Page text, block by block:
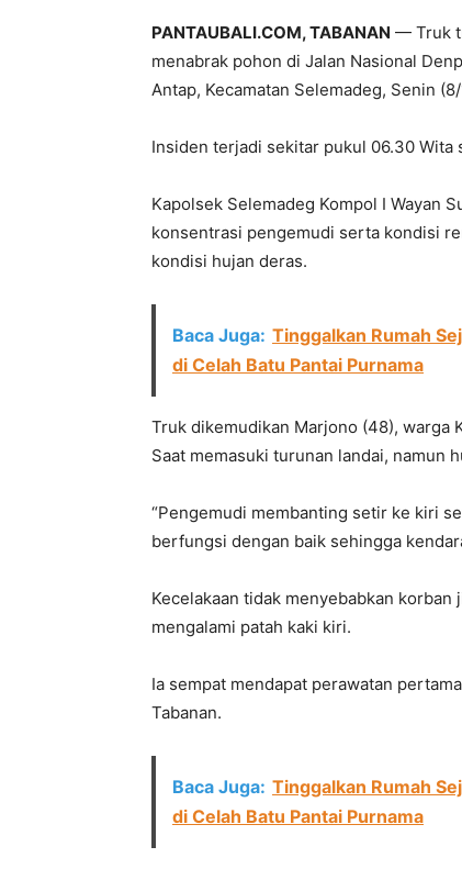
PANTAUBALI.COM, TABANAN — Truk
menabrak pohon di Jalan Nasional
Antap, Kecamatan Selemadeg, Senin
Insiden terjadi sekitar pukul 06.30 Wita
Kapolsek Selemadeg Kompol I Wayan
konsentrasi pengemudi serta kondisi
kondisi hujan deras.
Baca Juga: Tinggalkan Rumah
di Celah Batu Pantai Purnama
Truk dikemudikan Marjono (48), warga
Saat memasuki turunan landai, namun
“Pengemudi membanting setir ke kiri
berfungsi dengan baik sehingga
Kecelakaan tidak menyebabkan korban
mengalami patah kaki kiri.
Ia sempat mendapat perawatan
Tabanan.
Baca Juga: Tinggalkan Rumah
di Celah Batu Pantai Purnama